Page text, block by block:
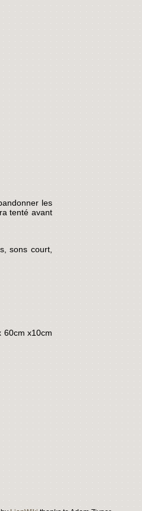
les
tenté avant
sons court,
60cm x10cm